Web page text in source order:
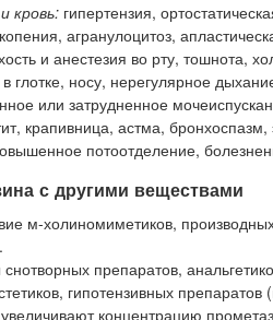
кровь: гипертензия,
агранулоцитоз,
и анестезия во рту, тошнота,
в глотке, носу, нерегулярное
или затрудненное
крапивница, астма, бронхоспазм,
потоотделение,
с другими веществами
м-холиномиметиков,
препаратов,
гипотензивных
концентрацию